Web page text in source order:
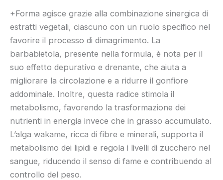
+Forma agisce grazie alla combinazione sinergica di
estratti vegetali, ciascuno con un ruolo specifico nel
favorire il processo di dimagrimento. La
barbabietola, presente nella formula, è nota per il
suo effetto depurativo e drenante, che aiuta a
migliorare la circolazione e a ridurre il gonfiore
addominale. Inoltre, questa radice stimola il
metabolismo, favorendo la trasformazione dei
nutrienti in energia invece che in grasso accumulato.
L’alga wakame, ricca di fibre e minerali, supporta il
metabolismo dei lipidi e regola i livelli di zucchero nel
sangue, riducendo il senso di fame e contribuendo al
controllo del peso.